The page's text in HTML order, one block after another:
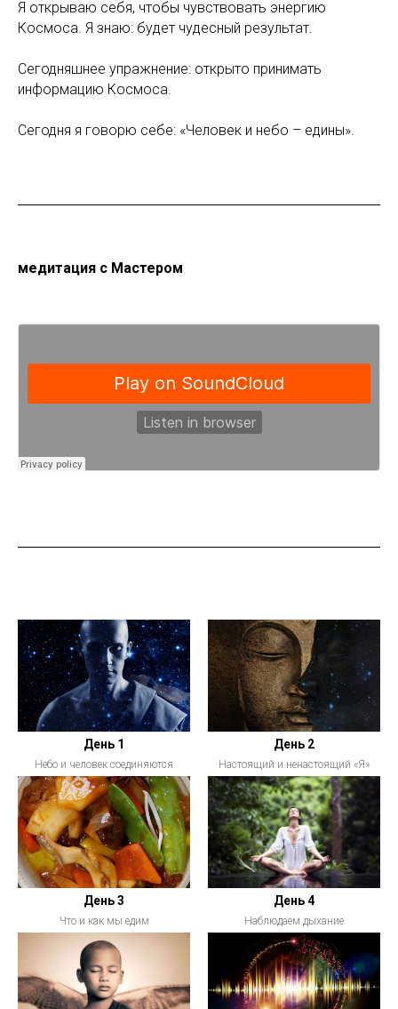
Я открываю себя, чтобы чувствовать энергию
Космоса. Я знаю: будет чудесный результат.
Сегодняшнее упражнение: открыто принимать
информацию Космоса.
Сегодня я говорю себе: «Человек и небо – едины».
медитация с Мастером
День 1
Небо и человек соединяются
День 2
Настоящий и ненастоящий «Я»
День 3
Что и как мы едим
День 4
Наблюдаем дыхание